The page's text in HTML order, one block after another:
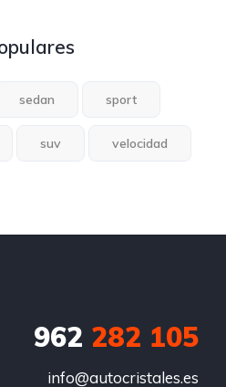
sedan sport
suv velocidad
962 282 105
info@autocristales.es